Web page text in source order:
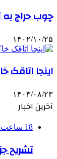
چوب حراج
۱۴۰۲/۱۰/۲۵
اینجا اتاقک
۱۴۰۳/۰۸/۲۳
آخرین اخبار
18 ساعت پیش
تشریح جزئیات